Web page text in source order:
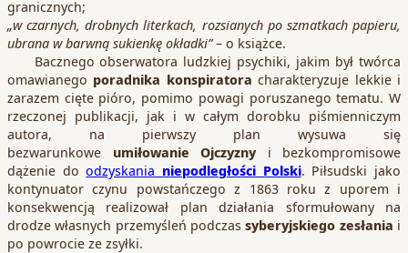
granicznych;
„w czarnych, drobnych literkach, rozsianych po szmatkach papieru,
ubrana w barwną sukienkę okładki”– o książce.
Bacznego obserwatora ludzkiej psychiki, jakim był twórca
omawianego poradnika konspiratora charakteryzuje lekkie i
zarazem cięte pióro, pomimo powagi poruszanego tematu. W
rzeczonej publikacji, jak i w całym dorobku piśmienniczym
autora, na pierwszy plan wysuwa się
bezwarunkowe umiłowanie Ojczyznyi bezkompromisowe
dążenie doodzyskania niepodległości Polski. Piłsudski jako
kontynuator czynu powstańczego z 1863 roku z uporem i
konsekwencją realizował plan działania sformułowany na
drodze własnych przemyśleń podczassyberyjskiego zesłania i
po powrocie ze zsyłki.